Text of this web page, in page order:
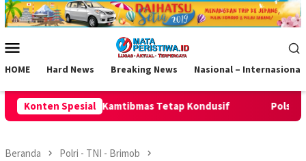
Loncat
ke
Mobile
HOME Hard News Breaking News Nasional – Internasional
Konten Spesial
Tetap Kondusif Polsek Pamarican Amankan
Beranda Polri - TNI - Brimob